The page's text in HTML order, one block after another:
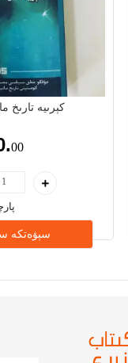
كېرىيە تارىخ
00
سېۋەتكە